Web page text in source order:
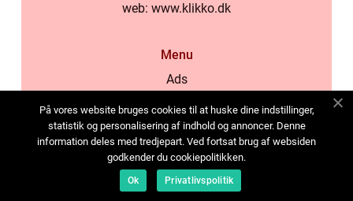
web: www.klikko.dk
Menu
Ads
Cookies
Contact
Sitemap
På vores website bruges cookies til at huske dine indstillinger,
statistik og personalisering af indhold og annoncer. Denne
information deles med tredjepart. Ved fortsat brug af websiden
godkender du cookiepolitikken.
Ok Privatlivspolitik